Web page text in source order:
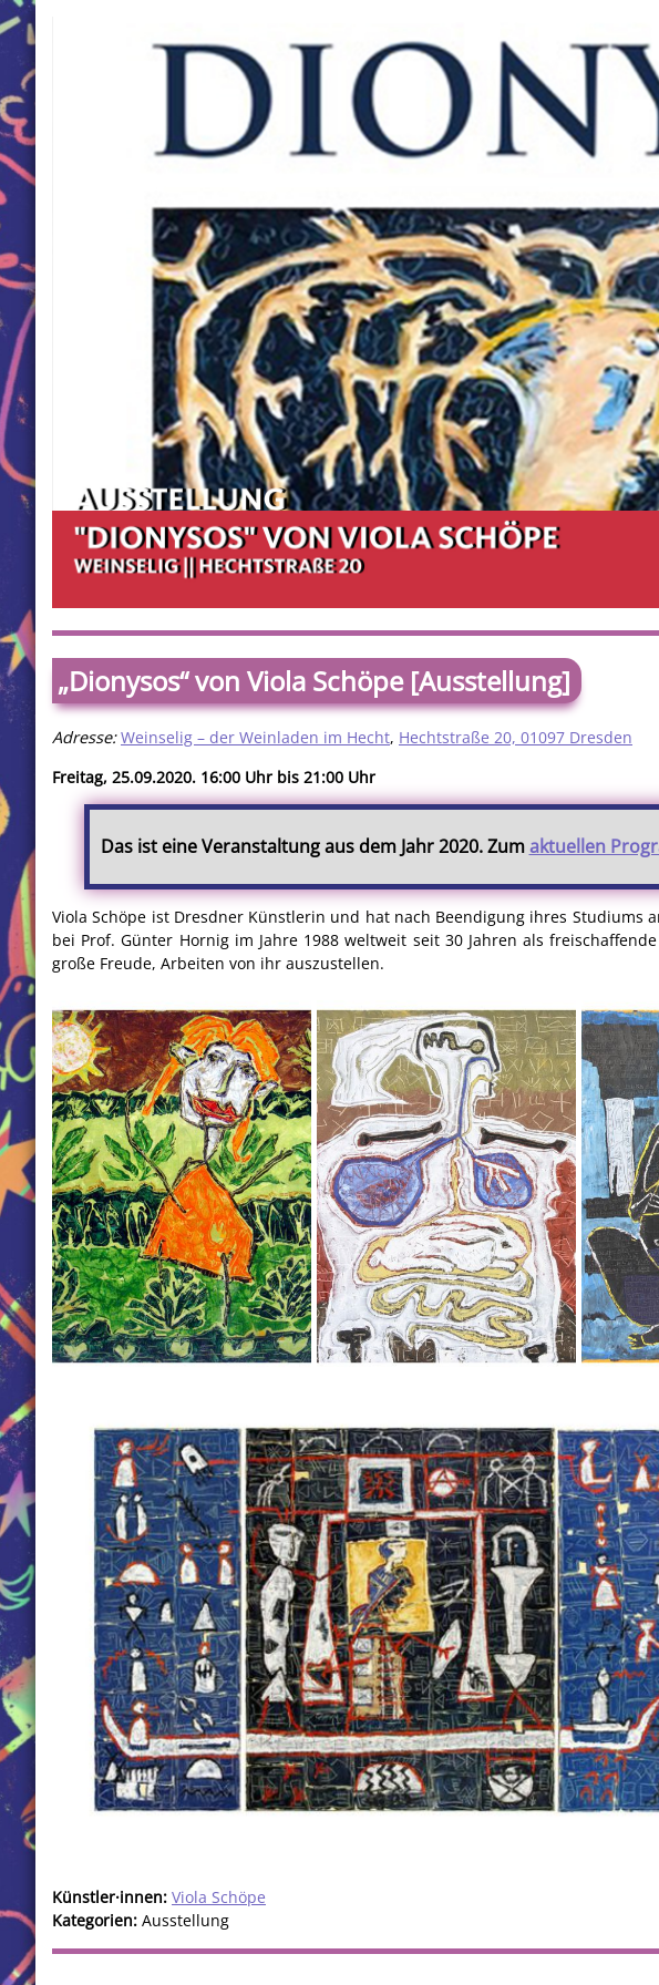
„Dionysos“ von Viola Schöpe [Ausstellung]
Adresse: Weinselig – der Weinladen im Hecht, Hechtstraße 20, 01097 Dresden
Freitag, 25.09.2020. 16:00 Uhr bis 21:00 Uhr
Das ist eine Veranstaltung aus dem Jahr 2020. Zumaktuellen
Viola Schöpe ist Dresdner Künstlerin und hat nach Beendigung ihres Studiums
bei Prof. Günter Hornig im Jahre 1988 weltweit seit 30 Jahren als
große Freude, Arbeiten von ihr auszustellen.
Künstler·innen: Viola Schöpe
Kategorien: Ausstellung